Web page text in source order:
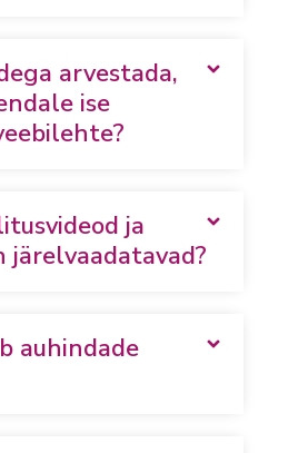
arvestada,
ise
ja
järelvaadatavad?
auhindade